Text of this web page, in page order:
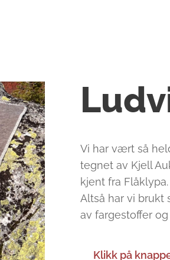
Vi har vært så
tegnet av Kjell
kjent fra
Altså har vi brukt
av fargestoffer
Klikk på